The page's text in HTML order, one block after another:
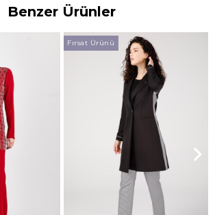
Benzer Ürünler
Fırsat Ürünü